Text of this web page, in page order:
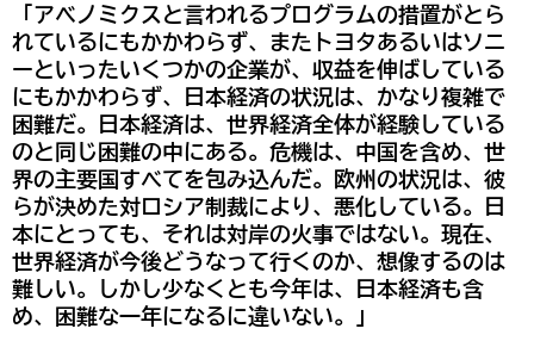
「アベノミクスと言われるプログラムの措置がとら
れているにもかかわらず、またトヨタあるいはソニ
ーといったいくつかの企業が、収益を伸ばしている
にもかかわらず、日本経済の状況は、かなり複雑で
困難だ。日本経済は、世界経済全体が経験している
のと同じ困難の中にある。危機は、中国を含め、世
界の主要国すべてを包み込んだ。欧州の状況は、彼
らが決めた対ロシア制裁により、悪化している。日
本にとっても、それは対岸の火事ではない。現在、
世界経済が今後どうなって行くのか、想像するのは
難しい。しかし少なくとも今年は、日本経済も含
め、困難な一年になるに違いない。」